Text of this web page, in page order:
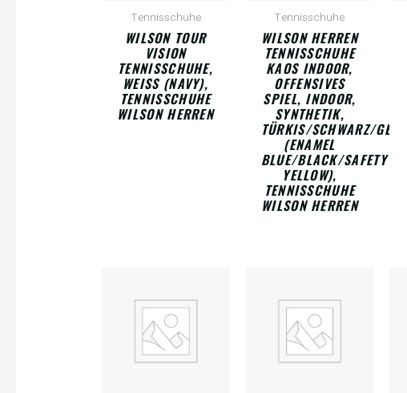
Tennisschuhe
WILSON TOUR
VISION
TENNISSCHUHE,
WEISS (NAVY), T
ENNISSCHUHE W
ILSON HERREN
Tennisschuhe
WILSON HERREN
TENNISSCHUHE
KAOS INDOOR,
OFFENSIVES
SPIEL, INDOOR,
SYNTHETIK,
TÜRKIS/SCHWARZ/GELB
(ENAMEL
BLUE/BLACK/SAFETY
YELLOW),
TENNISSCHUHE
WILSON HERREN